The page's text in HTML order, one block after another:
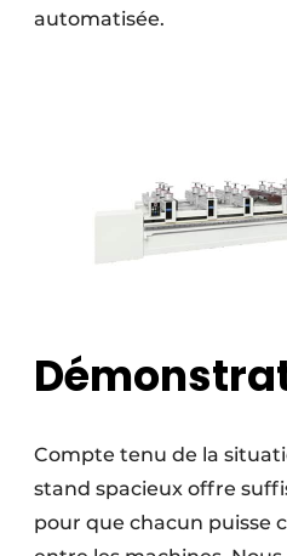
automatisée.
Compte tenu de la
stand spacieux offre
pour que chacun puisse